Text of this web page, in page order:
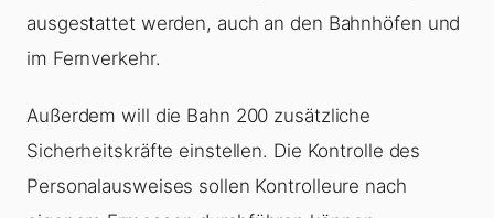
ausgestattet werden, auch an den Bahnhöfen und
im Fernverkehr.
Außerdem will die Bahn 200 zusätzliche
Sicherheitskräfte einstellen. Die Kontrolle des
Personalausweises sollen Kontrolleure nach